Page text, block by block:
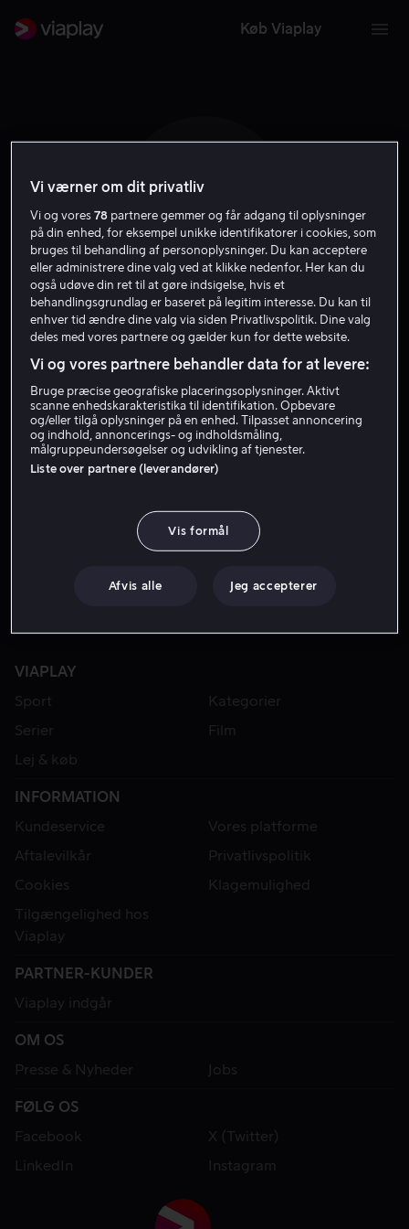
Køb Viaplay
L A B
Lawrence A. Bonney
VIAPLAY
Sport
Kategorier
Serier
Film
Lej & køb
INFORMATION
Kundeservice
Vores platforme
Aftalevilkår
Privatlivspolitik
Cookies
Klagemulighed
Tilgængelighed hos
Viaplay
PARTNER-KUNDER
Viaplay indgår
OM OS
Presse & Nyheder
Jobs
FØLG OS
Facebook
X (Twitter)
LinkedIn
Instagram
Vi værner om dit privatliv
Vi og vores78 partnere gemmer og får adgang til oplysninger
på din enhed, for eksempel unikke identifikatorer i cookies, som
bruges til behandling af personoplysninger. Du kan acceptere
eller administrere dine valg ved at klikke nedenfor. Her kan du
også udøve din ret til at gøre indsigelse, hvis et
behandlingsgrundlag er baseret på legitim interesse. Du kan til
enhver tid ændre dine valg via siden Privatlivspolitik. Dine valg
deles med vores partnere og gælder kun for dette website.
Vi og vores partnere behandler data for at levere:
Bruge præcise geografiske placeringsoplysninger. Aktivt
scanne enhedskarakteristika til identifikation. Opbevare
og/eller tilgå oplysninger på en enhed. Tilpasset annoncering
og indhold, annoncerings- og indholdsmåling,
målgruppeundersøgelser og udvikling af tjenester.
Liste over partnere (leverandører)
Vis formål
Afvis alle Jeg accepterer